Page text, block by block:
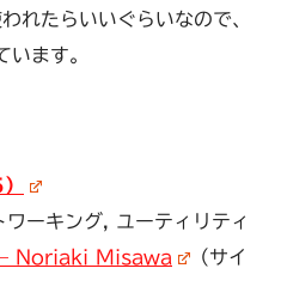
れたらいいぐらいなので、
います。
ーキング, ユーティリティ
Noriaki Misawa
（サイ